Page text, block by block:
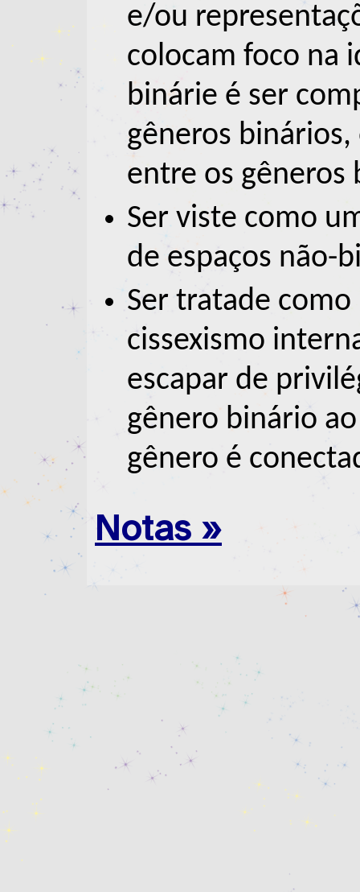
e/ou
colocam foco na
binárie é ser
gêneros
entre os gêneros
Ser viste como
de espaços não-
Ser tratade como
cissexismo
escapar de
gênero binário
gênero é
Notas »